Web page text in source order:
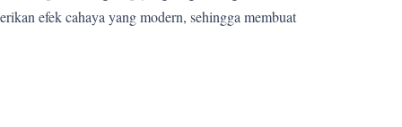
efek cahaya yang modern, sehingga membuat